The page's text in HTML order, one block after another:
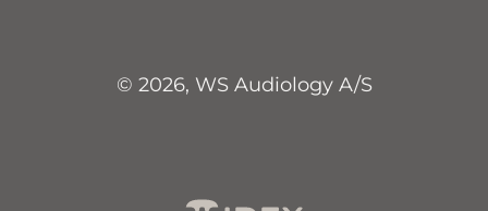
© 2026, WS Audiology A/S